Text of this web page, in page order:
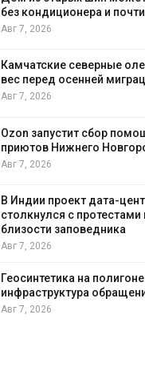
без кондиционера и
Авг 7, 2026
Камчатские северные
вес перед осенней
Авг 7, 2026
Ozon запустит сбор
приютов Нижнего
Авг 7, 2026
В Индии проект дата-
столкнулся с
близости заповедника
Авг 7, 2026
Геосинтетика на
инфраструктура
Авг 7, 2026